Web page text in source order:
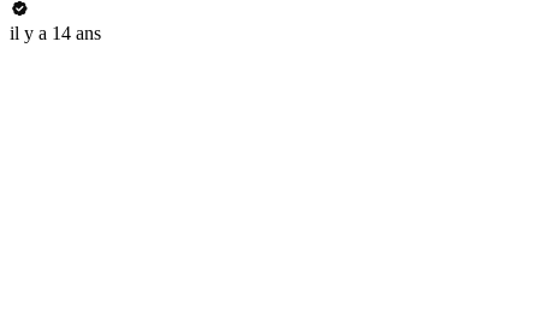
il y a 14 ans